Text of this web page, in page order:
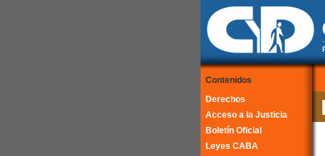
Contenidos
Derechos
Acceso a la Justicia
Boletín Oficial
Leyes CABA